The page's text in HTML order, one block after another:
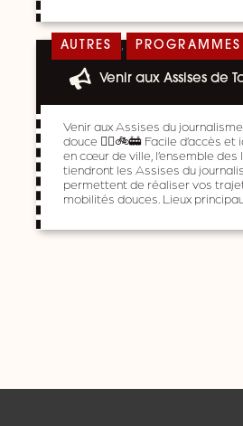
AUTRES , PROGRAMMES
Venir aux Assises de
Venir aux Assises du
douce 🚶‍♀️🚲🚋 Facile d’accès
en cœur de ville, l’ensemble des
tiendront les Assises du
permettent de réaliser vos
mobilités douces. Lieux